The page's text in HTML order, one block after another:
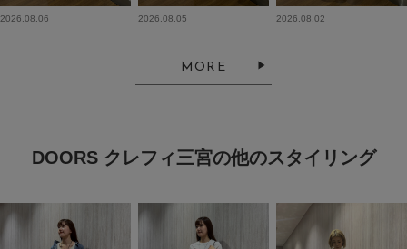
2026.08.06 2026.08.05 2026.08.02
MORE
DOORS クレフィ三宮の他のスタイリング